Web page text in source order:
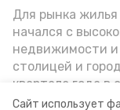
Сайт использует
Для рынка жилья
начался с
недвижимости и
столицей и
квартале года в
городах и
территорий
Победитель
будет
Объекты,
места,